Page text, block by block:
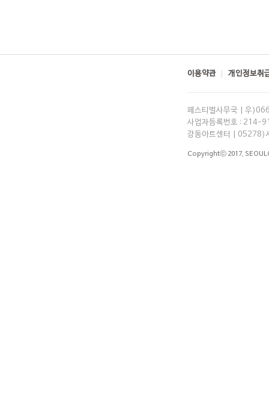
이용약관 개인정보취
페스티벌사무국 | 우
사업자등록번호 :
강동아트센터 | 05278)
Copyrightⓒ 2017,